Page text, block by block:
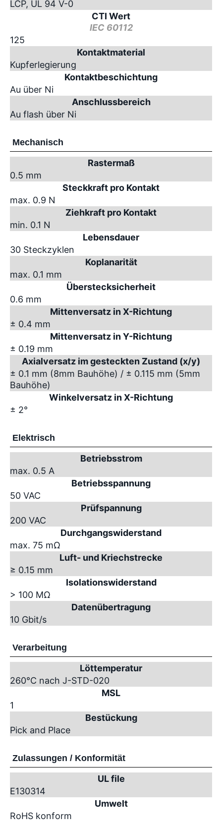
LCP, UL 94 V-0
CTI Wert
IEC 60112
125
Kontaktmaterial
Kupferlegierung
Kontaktbeschichtung
Au über Ni
Anschlussbereich
Au flash über Ni
Mechanisch
Rastermaß
0.5 mm
Steckkraft pro Kontakt
max. 0.9 N
Ziehkraft pro Kontakt
min. 0.1 N
Lebensdauer
30 Steckzyklen
Koplanarität
max. 0.1 mm
Überstecksicherheit
0.6 mm
Mittenversatz in X-Richtung
± 0.4 mm
Mittenversatz in Y-Richtung
± 0.19 mm
Axialversatz im gesteckten Zustand (x/y)
± 0.1 mm (8mm Bauhöhe) / ± 0.115 mm (5mm
Bauhöhe)
Winkelversatz in X-Richtung
± 2°
Elektrisch
Betriebsstrom
max. 0.5 A
Betriebsspannung
50 VAC
Prüfspannung
200 VAC
Durchgangswiderstand
max. 75 mΩ
Luft- und Kriechstrecke
≥ 0.15 mm
Isolationswiderstand
> 100 MΩ
Datenübertragung
10 Gbit/s
Verarbeitung
Löttemperatur
260°C nach J-STD-020
MSL
1
Bestückung
Pick and Place
Zulassungen / Konformität
UL file
E130314
Umwelt
RoHS konform